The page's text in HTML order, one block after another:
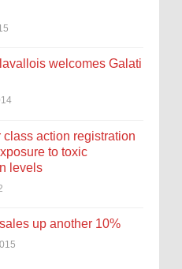
welcomes Galati
action registration
to toxic
levels
up another 10%